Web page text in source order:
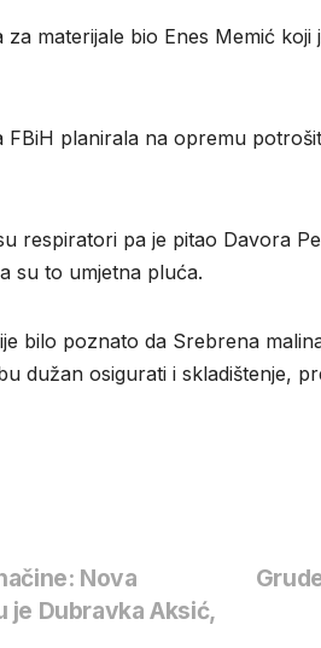
materijale bio Enes Memić
FBiH planirala na opremu
respiratori pa je pitao Davora
su to umjetna pluća.
bilo poznato da Srebrena
dužan osigurati i skladištenje,
Nova
je Dubravka Aksić,